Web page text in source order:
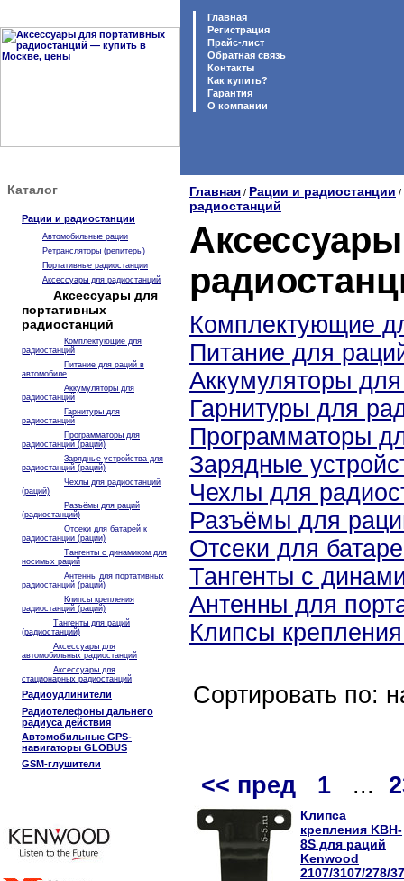
Главная
Регистрация
Прайс-лист
Обратная связь
Контакты
Как купить?
Гарантия
O компании
Каталог
Рации и радиостанции
Автомобильные рации
Ретрансляторы (репитеры)
Портативные радиостанции
Аксессуары для радиостанций
Аксессуары для
портативных
радиостанций
Комплектующие для
радиостанций
Питание для раций в
автомобиле
Аккумуляторы для
радиостанций
Гарнитуры для
радиостанций
Программаторы для
радиостанций (раций)
Зарядные устройства для
радиостанций (раций)
Чехлы для радиостанций
(раций)
Разъёмы для раций
(радиостанций)
Отсеки для батарей к
радиостанции (рации)
Тангенты с динамиком для
носимых раций
Антенны для портативных
радиостанций (раций)
Клипсы крепления
радиостанций (раций)
Тангенты для раций
(радиостанций)
Аксессуары для
автомобильных радиостанций
Аксессуары для
стационарных радиостанций
Радиоудлинители
Радиотелефоны дальнего
радиуса действия
Автомобильные GPS-
навигаторы GLOBUS
GSM-глушители
Главная / Рации и радиостанции /
радиостанций
Комплектующие
Питание для
Аккумуляторы
Гарнитуры для
Программаторы
Зарядные
Чехлы для
Разъёмы для
Отсеки для
Тангенты с
Антенны для
Клипсы
Сортировать по:
<< пред 1 ...
Клипса
крепления KBH-
8S для раций
Kenwood
2107/3107/278/